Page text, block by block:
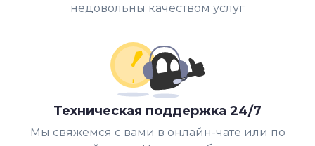
недовольны качеством услуг
Техническая поддержка 24/7
Мы свяжемся с вами в онлайн-чате или по